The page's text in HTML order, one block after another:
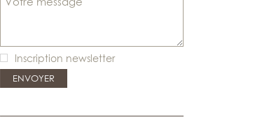
Inscription newsletter